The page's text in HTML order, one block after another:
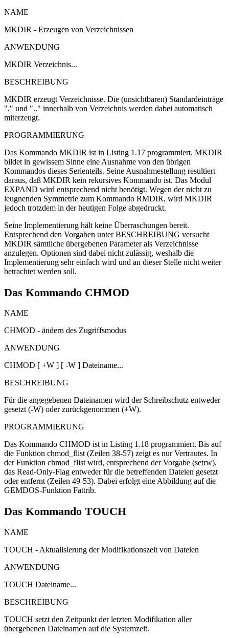
NAME
MKDIR - Erzeugen von Verzeichnissen
ANWENDUNG
MKDIR Verzeichnis...
BESCHREIBUNG
MKDIR erzeugt Verzeichnisse. Die (unsichtbaren) Standardeinträge
"." und ".." innerhalb von Verzeichnis werden dabei automatisch
miterzeugt.
PROGRAMMIERUNG
Das Kommando MKDIR ist in Listing 1.17 programmiert. MKDIR
bildet in gewissem Sinne eine Ausnahme von den übrigen
Kommandos dieses Serienteils. Seine Ausnahmestellung resultiert
daraus, daß MKDIR kein rekursives Kommando ist. Das Modul
EXPAND wird entsprechend nicht benötigt. Wegen der nicht zu
leugnenden Symmetrie zum Kommando RMDIR, wird MKDIR
jedoch trotzdem in der heutigen Folge abgedruckt.
Seine Implementierung hält keine Überraschungen bereit.
Entsprechend den Vorgaben unter BESCHREIBUNG versucht
MKDIR sämtliche übergebenen Parameter als Verzeichnisse
anzulegen. Optionen sind dabei nicht zulässig, weshalb die
Implementierung sehr einfach wird und an dieser Stelle nicht weiter
betrachtet werden soll.
Das Kommando CHMOD
NAME
CHMOD - ändern des Zugriffsmodus
ANWENDUNG
CHMOD [ +W ] [ -W ] Dateiname...
BESCHREIBUNG
Für die angegebenen Dateinamen wird der Schreibschutz entweder
gesetzt (-W) oder zurückgenommen (+W).
PROGRAMMIERUNG
Das Kommando CHMOD ist in Listing 1.18 programmiert. Bis auf
die Funktion chmod_flist (Zeilen 38-57) zeigt es nur Vertrautes. In
der Funktion chmod_flist wird, entsprechend der Vorgabe (setrw),
das Read-Only-Flag entweder für die betreffenden Dateien gesetzt
oder entfernt (Zeilen 49-53). Dabei erfolgt eine Abbildung auf die
GEMDOS-Funktion Fattrib.
Das Kommando TOUCH
NAME
TOUCH - Aktualisierung der Modifikationszeit von Dateien
ANWENDUNG
TOUCH Dateiname...
BESCHREIBUNG
TOUCH setzt den Zeitpunkt der letzten Modifikation aller
übergebenen Dateinamen auf die Systemzeit.